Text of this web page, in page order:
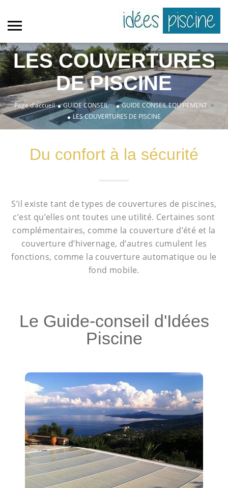
LES COUVERTURES
DE PISCINE
Page d'accueil GUIDE CONSEIL» GUIDE CONSEIL EQUIPEMENT »
LES COUVERTURES DE PISCINE
Du confort à la sécurité
S’il existe tant de types de couvertures de piscines,
c’est qu’elles ont toutes une utilité. Certaines sont
complémentaires, comme la couverture d’été et la
couverture d’hivernage, d’autres cumulent les
fonctions, comme la couverture automatique ou le
fond mobile.
Le Guide-conseil d'Idées
Piscine